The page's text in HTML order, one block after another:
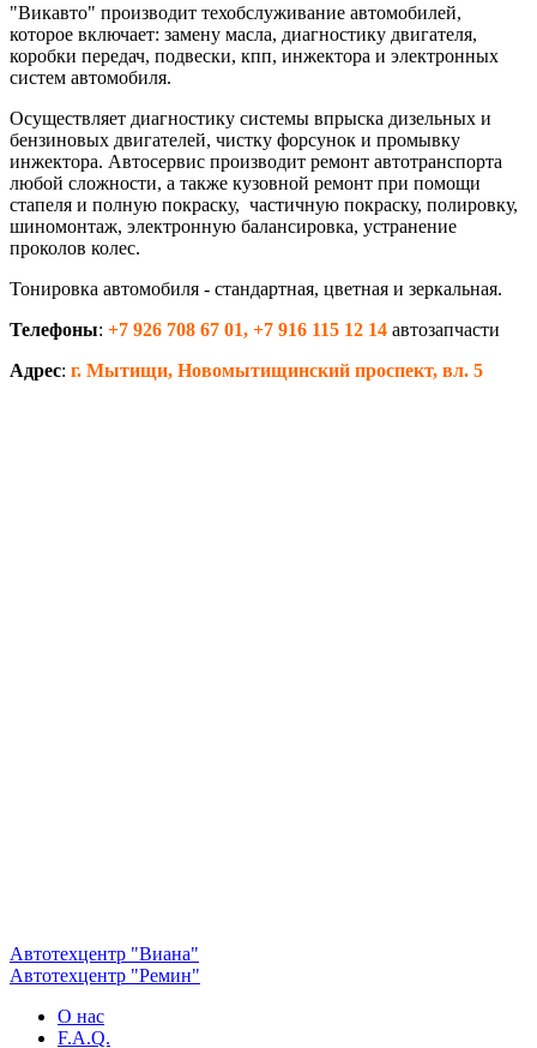
"Викавто" производит техобслуживание автомобилей,
которое включает: замену масла, диагностику двигателя,
коробки передач, подвески, кпп, инжектора и электронных
систем автомобиля.
Осуществляет диагностику системы впрыска дизельных и
бензиновых двигателей, чистку форсунок и промывку
инжектора. Автосервис производит ремонт автотранспорта
любой сложности, а также кузовной ремонт при помощи
стапеля и полную покраску, частичную покраску, полировку,
шиномонтаж, электронную балансировка, устранение
проколов колес.
Тонировка автомобиля - стандартная, цветная и зеркальная.
Телефоны: +7 926 708 67 01, +7 916 115 12 14 автозапчасти
Адрес: г. Мытищи, Новомытищинский проспект, вл. 5
Автотехцентр "Виана"
Автотехцентр "Ремин"
О нас
F.A.Q.